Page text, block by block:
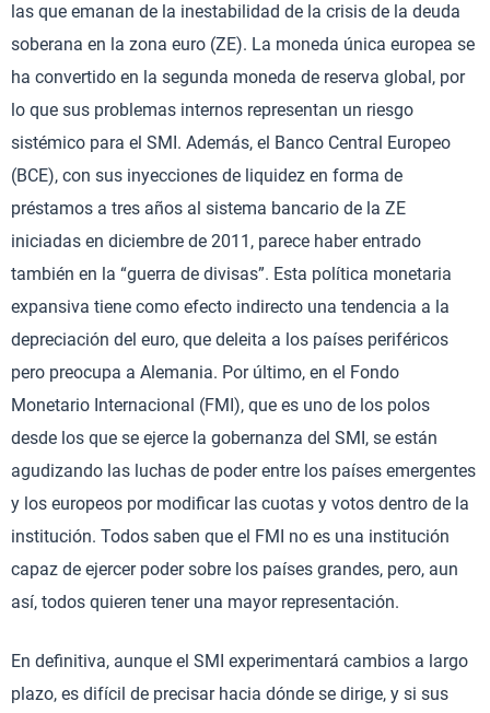
las que emanan de la inestabilidad de la crisis de la deuda
soberana en la zona euro (ZE). La moneda única europea se
ha convertido en la segunda moneda de reserva global, por
lo que sus problemas internos representan un riesgo
sistémico para el SMI. Además, el Banco Central Europeo
(BCE), con sus inyecciones de liquidez en forma de
préstamos a tres años al sistema bancario de la ZE
iniciadas en diciembre de 2011, parece haber entrado
también en la “guerra de divisas”. Esta política monetaria
expansiva tiene como efecto indirecto una tendencia a la
depreciación del euro, que deleita a los países periféricos
pero preocupa a Alemania. Por último, en el Fondo
Monetario Internacional (FMI), que es uno de los polos
desde los que se ejerce la gobernanza del SMI, se están
agudizando las luchas de poder entre los países emergentes
y los europeos por modificar las cuotas y votos dentro de la
institución. Todos saben que el FMI no es una institución
capaz de ejercer poder sobre los países grandes, pero, aun
así, todos quieren tener una mayor representación.
En definitiva, aunque el SMI experimentará cambios a largo
plazo, es difícil de precisar hacia dónde se dirige, y si sus